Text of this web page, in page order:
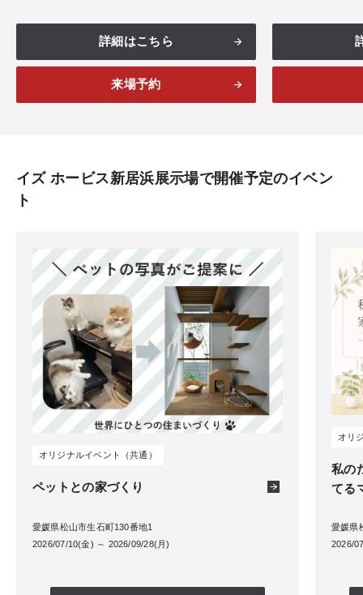
詳細はこちら
来場予約
イズ ホービス新居浜展示場で開催予定のイベン
ト
ペットとの家づくり
オリジナルイベント（共通）
愛媛県松山市生石町130番地1
2026/07/10(金) ～ 2026/09/28(月)
私の
てる
オリ
愛媛県
2026/